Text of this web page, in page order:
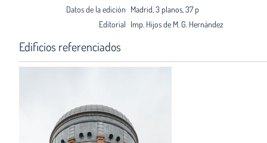
Datos de la edición Madrid, 3 planos, 37 p
Editorial Imp. Hijos de M. G. Hernández
Edificios referenciados